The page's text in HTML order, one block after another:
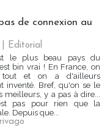
de connexion au
Editorial
le plus beau pays du
bin vrai ! En France, on
et on a d'ailleurs
inventé. Bref, qu'on se le
meilleurs, y a pas à dire...
pas pour rien que la
Depuis que...